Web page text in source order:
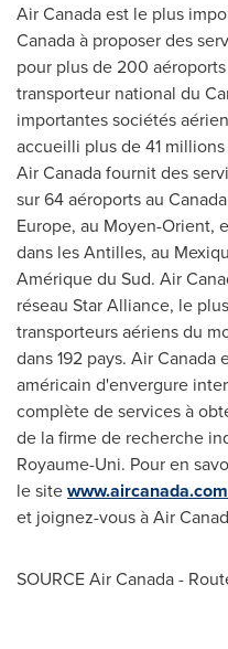
Air Canada est le plus
Canadaà proposer des
pour plus de 200
transporteur national du
importantes sociétés
accueilli plus de 41
Air Canada fournit des
sur 64 aéroports au Canada
Europe, au Moyen-Orient,
dans les Antilles, au
Amérique du Sud. Air
réseau Star Alliance, le
transporteurs aériens du
dans 192 pays. Air
américain d'envergure
complète de services à
de la firme de recherche
Royaume-Uni. Pour en
le sitewww.aircanada.com
et joignez-vous à Air
SOURCE Air Canada -